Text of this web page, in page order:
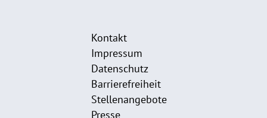
Kontakt
Impressum
Datenschutz
Barrierefreiheit
Stellenangebote
Presse